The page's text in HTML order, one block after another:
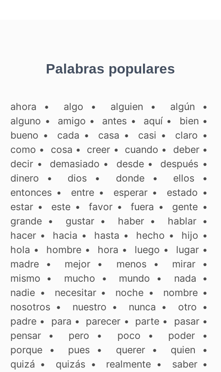
Palabras populares
ahora • algo • alguien • algún •
alguno • amigo • antes • aquí• bien •
bueno • cada • casa • casi • claro •
como • cosa • creer • cuando • deber•
decir • demasiado • desde• después •
dinero • dios • donde• ellos •
entonces • entre• esperar• estado •
estar • este •favor •fuera • gente •
grande • gustar• haber• hablar•
hacer • hacia • hasta • hecho • hijo •
hola • hombre• hora • luego • lugar•
madre • mejor • menos• mirar •
mismo • mucho • mundo • nada •
nadie • necesitar• noche • nombre•
nosotros • nuestro • nunca • otro •
padre • para • parecer • parte • pasar•
pensar • pero • poco • poder•
porque • pues • querer• quien •
quizá • quizás • realmente • saber•